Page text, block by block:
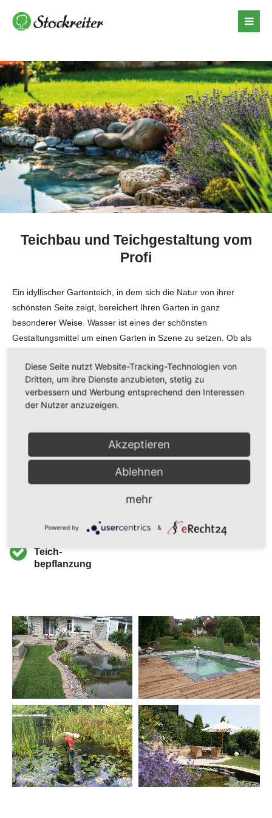
Teichbau und Teichgestaltung vom
Profi
Ein idyllischer Gartenteich, in dem sich die Natur von ihrer
schönsten Seite zeigt, bereichert Ihren Garten in ganz
besonderer Weise. Wasser ist eines der schönsten
Gestaltungsmittel um einen Garten in Szene zu setzen. Ob als
Gartenteiche – als Gestaltungselement ist Lebensqualität pur.
Entspannung für Auge und Seele finden Sie spielend an von uns
gestalteten Gartenteichen.
Teich-
bepflanzung
Diese Seite nutzt Website-Tracking-Technologien von
Dritten, um ihre Dienste anzubieten, stetig zu
verbessern und Werbung entsprechend den Interessen
der Nutzer anzuzeigen.
Akzeptieren
Ablehnen
mehr
Powered by &